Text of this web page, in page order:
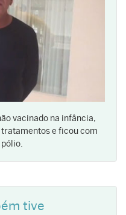
vacinado na infância,
e ficou com
tive